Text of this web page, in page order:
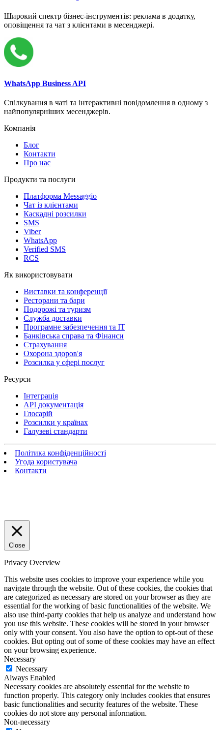
Широкий спектр бізнес-інструментів: реклама в додатку,
оповіщення та чат з клієнтами в месенджері.
WhatsApp Business API
Спілкування в чаті та інтерактивні повідомлення в одному з
найпопулярніших месенджерів.
Компанія
Блог
Контакти
Про нас
Продукти та послуги
Платформа Messaggio
Чат із клієнтами
Каскадні розсилки
SMS
Viber
WhatsApp
Verified SMS
RCS
Як використовувати
Виставки та конференції
Ресторани та бари
Подорожі та туризм
Служба доставки
Програмне забезпечення та IT
Банківська справа та Фінанси
Страхування
Охорона здоров'я
Розсилка у сфері послуг
Ресурси
Інтеграція
API документація
Глосарій
Розсилки у країнах
Галузеві стандарти
Політика конфіденційності
Угода користувача
Контакти
Close
Privacy Overview
This website uses cookies to improve your experience while you
navigate through the website. Out of these cookies, the cookies that
are categorized as necessary are stored on your browser as they are
essential for the working of basic functionalities of the website. We
also use third-party cookies that help us analyze and understand how
you use this website. These cookies will be stored in your browser
only with your consent. You also have the option to opt-out of these
cookies. But opting out of some of these cookies may have an effect
on your browsing experience.
Necessary
Necessary
Always Enabled
Necessary cookies are absolutely essential for the website to
function properly. This category only includes cookies that ensures
basic functionalities and security features of the website. These
cookies do not store any personal information.
Non-necessary